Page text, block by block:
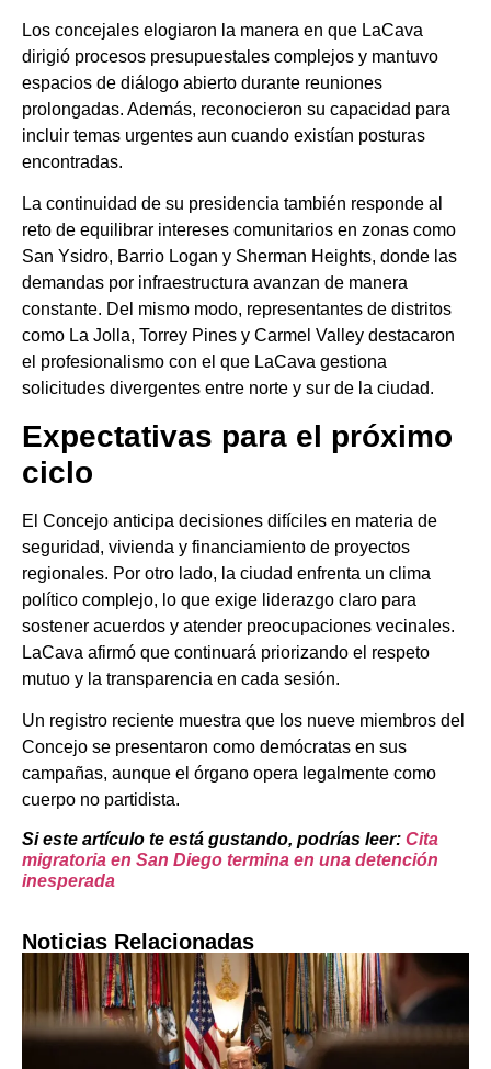
Los concejales elogiaron la manera en que LaCava
dirigió procesos presupuestales complejos y mantuvo
espacios de diálogo abierto durante reuniones
prolongadas. Además, reconocieron su capacidad para
incluir temas urgentes aun cuando existían posturas
encontradas.
La continuidad de su presidencia también responde al
reto de equilibrar intereses comunitarios en zonas como
San Ysidro, Barrio Logan y Sherman Heights, donde las
demandas por infraestructura avanzan de manera
constante. Del mismo modo, representantes de distritos
como La Jolla, Torrey Pines y Carmel Valley destacaron
el profesionalismo con el que LaCava gestiona
solicitudes divergentes entre norte y sur de la ciudad.
Expectativas para el próximo
ciclo
El Concejo anticipa decisiones difíciles en materia de
seguridad, vivienda y financiamiento de proyectos
regionales. Por otro lado, la ciudad enfrenta un clima
político complejo, lo que exige liderazgo claro para
sostener acuerdos y atender preocupaciones vecinales.
LaCava afirmó que continuará priorizando el respeto
mutuo y la transparencia en cada sesión.
Un registro reciente muestra que los nueve miembros del
Concejo se presentaron como demócratas en sus
campañas, aunque el órgano opera legalmente como
cuerpo no partidista.
Si este artículo te está gustando, podrías leer: Cita
migratoria en San Diego termina en una detención
inesperada
Noticias Relacionadas